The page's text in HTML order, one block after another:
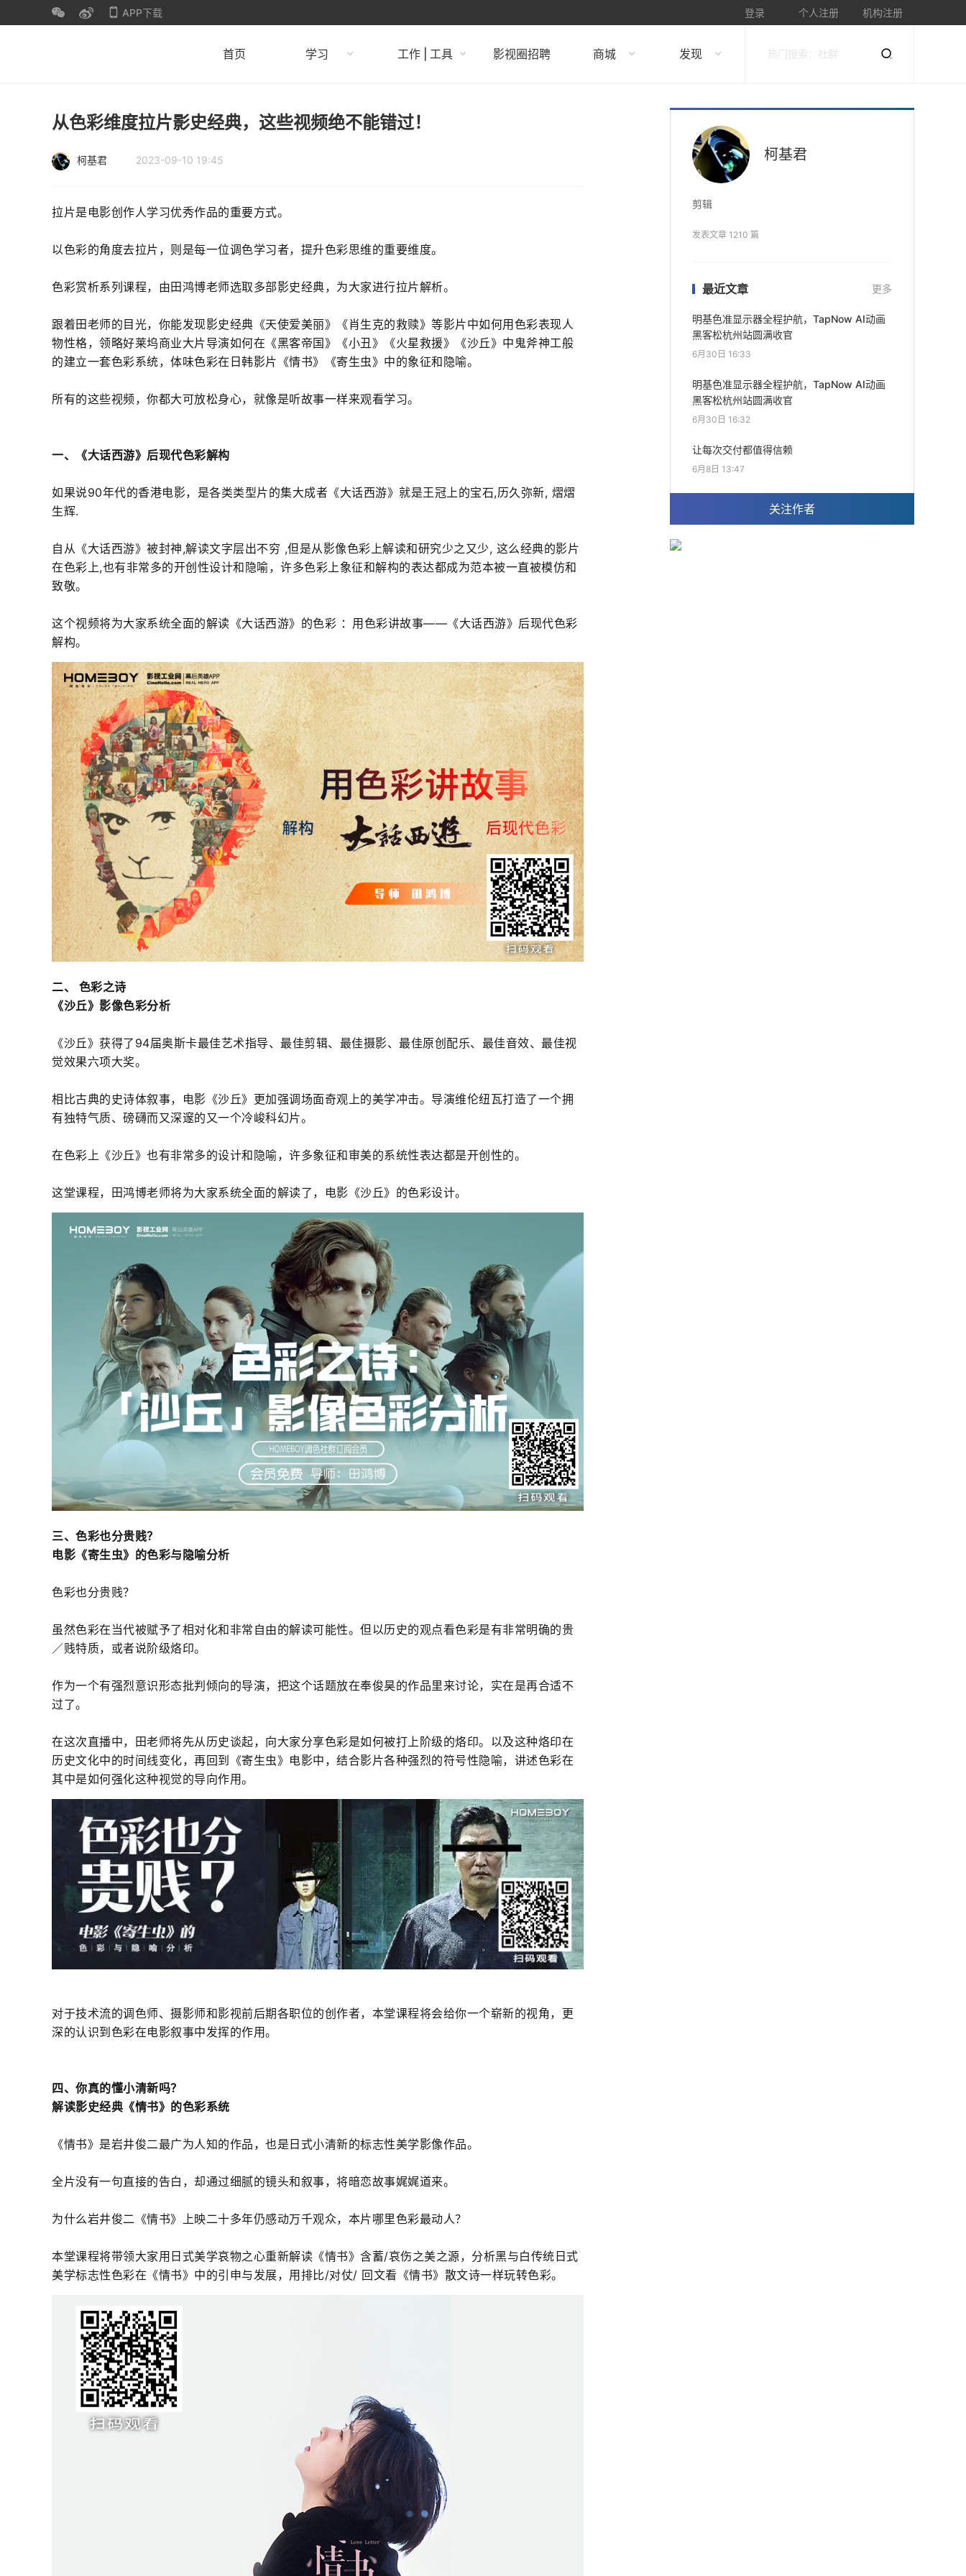
APP下载 登录 个人注册 机构注册
首页 学习 工作 | 工具 影视圈招聘 商城 发现
从色彩维度拉片影史经典，这些视频绝不能错过！
柯基君 2023-09-10 19:45
拉片是电影创作人学习优秀作品的重要方式。
以色彩的角度去拉片，则是每一位调色学习者，提升色彩思维的重要维度。
色彩赏析系列课程，由田鸿博老师选取多部影史经典，为大家进行拉片解析。
跟着田老师的目光，你能发现影史经典《天使爱美丽》《肖生克的救赎》等影片中如何用色彩表现人
物性格，领略好莱坞商业大片导演如何在《黑客帝国》《小丑》《火星救援》《沙丘》中鬼斧神工般
的建立一套色彩系统，体味色彩在日韩影片《情书》《寄生虫》中的象征和隐喻。
所有的这些视频，你都大可放松身心，就像是听故事一样来观看学习。
一、《大话西游》后现代色彩解构
如果说90年代的香港电影，是各类类型片的集大成者《大话西游》就是王冠上的宝石,历久弥新, 熠熠
生辉.
自从《大话西游》被封神,解读文字层出不穷 ,但是从影像色彩上解读和研究少之又少, 这么经典的影片
在色彩上,也有非常多的开创性设计和隐喻，许多色彩上象征和解构的表达都成为范本被一直被模仿和
致敬。
这个视频将为大家系统全面的解读《大话西游》的色彩 ：用色彩讲故事——《大话西游》后现代色彩
解构。
二、 色彩之诗
《沙丘》影像色彩分析
《沙丘》获得了94届奥斯卡最佳艺术指导、最佳剪辑、最佳摄影、最佳原创配乐、最佳音效、最佳视
觉效果六项大奖。
相比古典的史诗体叙事，电影《沙丘》更加强调场面奇观上的美学冲击。导演维伦纽瓦打造了一个拥
有独特气质、磅礴而又深邃的又一个冷峻科幻片。
在色彩上《沙丘》也有非常多的设计和隐喻，许多象征和审美的系统性表达都是开创性的。
这堂课程，田鸿博老师将为大家系统全面的解读了，电影《沙丘》的色彩设计。
三、色彩也分贵贱？
电影《寄生虫》的色彩与隐喻分析
色彩也分贵贱？
虽然色彩在当代被赋予了相对化和非常自由的解读可能性。但以历史的观点看色彩是有非常明确的贵
／贱特质，或者说阶级烙印。
作为一个有强烈意识形态批判倾向的导演，把这个话题放在奉俊昊的作品里来讨论，实在是再合适不
过了。
在这次直播中，田老师将先从历史谈起，向大家分享色彩是如何被打上阶级的烙印。以及这种烙印在
历史文化中的时间线变化，再回到《寄生虫》电影中，结合影片各种强烈的符号性隐喻，讲述色彩在
其中是如何强化这种视觉的导向作用。
对于技术流的调色师、摄影师和影视前后期各职位的创作者，本堂课程将会给你一个崭新的视角，更
深的认识到色彩在电影叙事中发挥的作用。
四、你真的懂小清新吗？
解读影史经典《情书》的色彩系统
《情书》是岩井俊二最广为人知的作品，也是日式小清新的标志性美学影像作品。
全片没有一句直接的告白，却通过细腻的镜头和叙事，将暗恋故事娓娓道来。
为什么岩井俊二《情书》上映二十多年仍感动万千观众，本片哪里色彩最动人？
本堂课程将带领大家用日式美学哀物之心重新解读《情书》含蓄/哀伤之美之源，分析黑与白传统日式
美学标志性色彩在《情书》中的引申与发展，用排比/对仗/ 回文看《情书》散文诗一样玩转色彩。
柯基君
剪辑
发表文章 1210 篇
最近文章 更多
明基色准显示器全程护航，TapNow AI动画
黑客松杭州站圆满收官
6月30日 16:33
明基色准显示器全程护航，TapNow AI动画
黑客松杭州站圆满收官
6月30日 16:32
让每次交付都值得信赖
6月8日 13:47
关注作者